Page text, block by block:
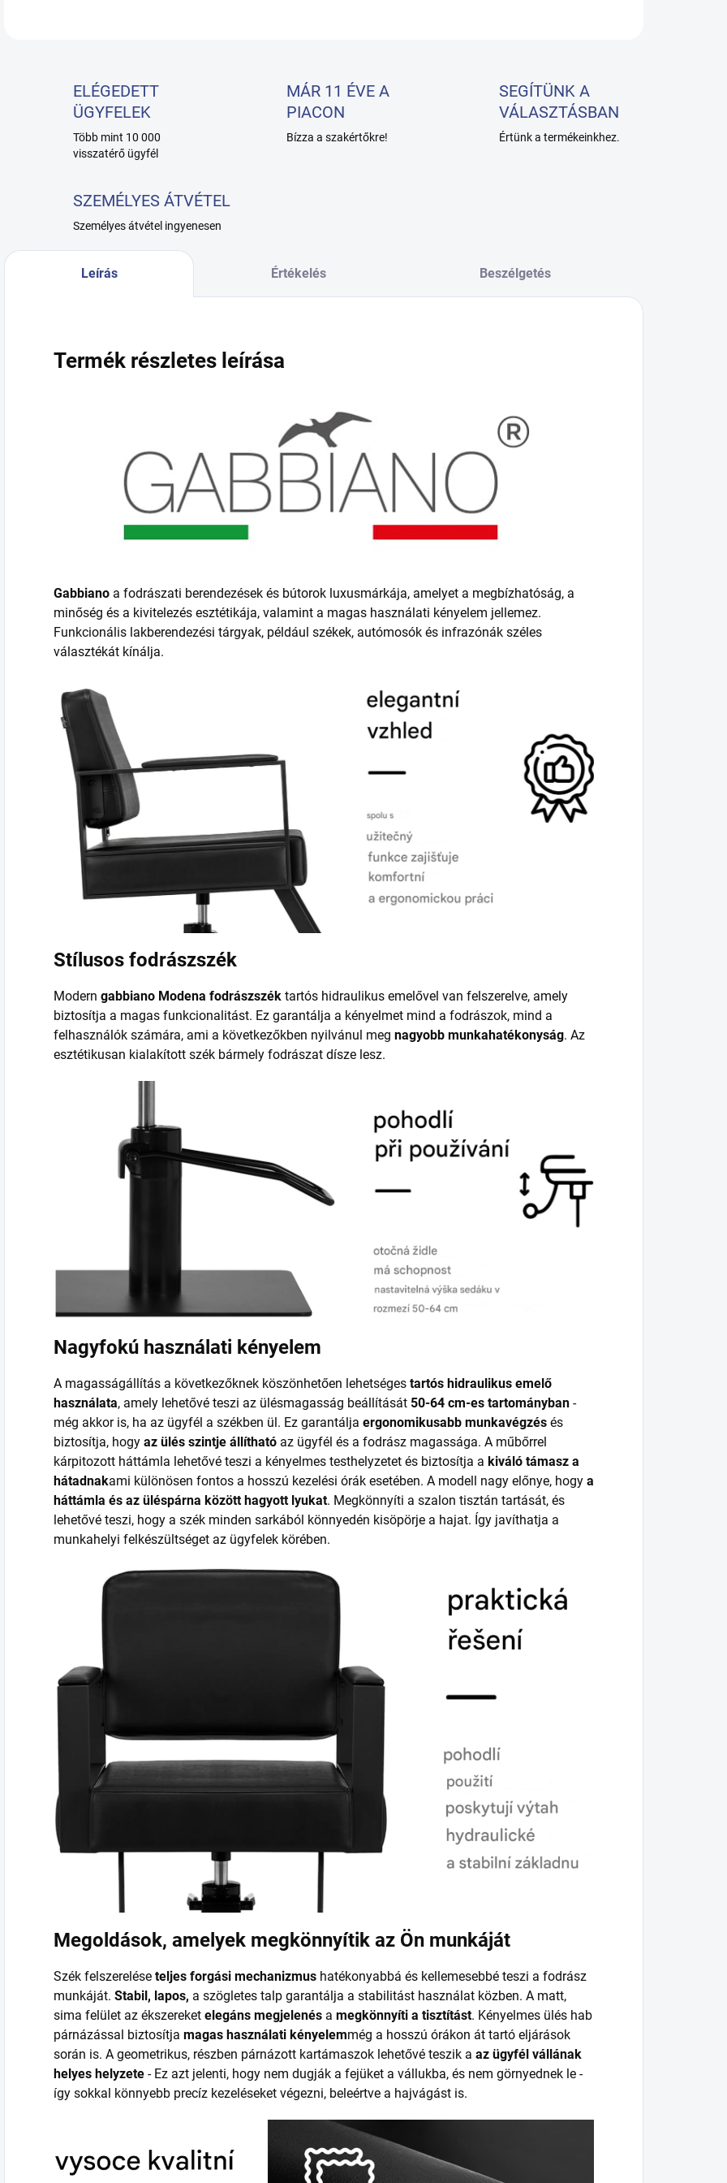
ELÉGEDETT
ÜGYFELEK
Több mint 10 000
visszatérő ügyfél
MÁR 11 ÉVE A
PIACON
Bízza a szakértőkre!
SEGÍTÜNK A
VÁLASZTÁSBAN
Értünk a termékeinkhez.
SZEMÉLYES ÁTVÉTEL
Személyes átvétel ingyenesen
Leírás Értékelés Beszélgetés
Termék részletes leírása
Gabbiano a fodrászati berendezések és bútorok luxusmárkája, amelyet a megbízhatóság, a
minőség és a kivitelezés esztétikája, valamint a magas használati kényelem jellemez.
Funkcionális lakberendezési tárgyak, például székek, autómosók és infrazónák széles
választékát kínálja.
Stílusos fodrászszék
Modern gabbiano Modena fodrászszék tartós hidraulikus emelővel van felszerelve, amely
biztosítja a magas funkcionalitást. Ez garantálja a kényelmet mind a fodrászok, mind a
felhasználók számára, ami a következőkben nyilvánul meg nagyobb munkahatékonyság. Az
esztétikusan kialakított szék bármely fodrászat dísze lesz.
Nagyfokú használati kényelem
A magasságállítás a következőknek köszönhetően lehetséges tartós hidraulikus emelő
használata, amely lehetővé teszi az ülésmagasság beállítását 50-64 cm-es tartományban -
még akkor is, ha az ügyfél a székben ül. Ez garantálja ergonomikusabb munkavégzés és
biztosítja, hogy az ülés szintje állítható az ügyfél és a fodrász magassága. A műbőrrel
kárpitozott háttámla lehetővé teszi a kényelmes testhelyzetet és biztosítja a kiváló támasz a
hátadnakami különösen fontos a hosszú kezelési órák esetében. A modell nagy előnye, hogy a
háttámla és az üléspárna között hagyott lyukat. Megkönnyíti a szalon tisztán tartását, és
lehetővé teszi, hogy a szék minden sarkából könnyedén kisöpörje a hajat. Így javíthatja a
munkahelyi felkészültséget az ügyfelek körében.
Megoldások, amelyek megkönnyítik az Ön munkáját
Szék felszerelése teljes forgási mechanizmus hatékonyabbá és kellemesebbé teszi a fodrász
munkáját. Stabil, lapos, a szögletes talp garantálja a stabilitást használat közben. A matt,
sima felület az ékszereket elegáns megjelenés a megkönnyíti a tisztítást. Kényelmes ülés hab
párnázással biztosítja magas használati kényelemmég a hosszú órákon át tartó eljárások
során is. A geometrikus, részben párnázott kartámaszok lehetővé teszik a az ügyfél vállának
helyes helyzete - Ez azt jelenti, hogy nem dugják a fejüket a vállukba, és nem görnyednek le -
így sokkal könnyebb precíz kezeléseket végezni, beleértve a hajvágást is.